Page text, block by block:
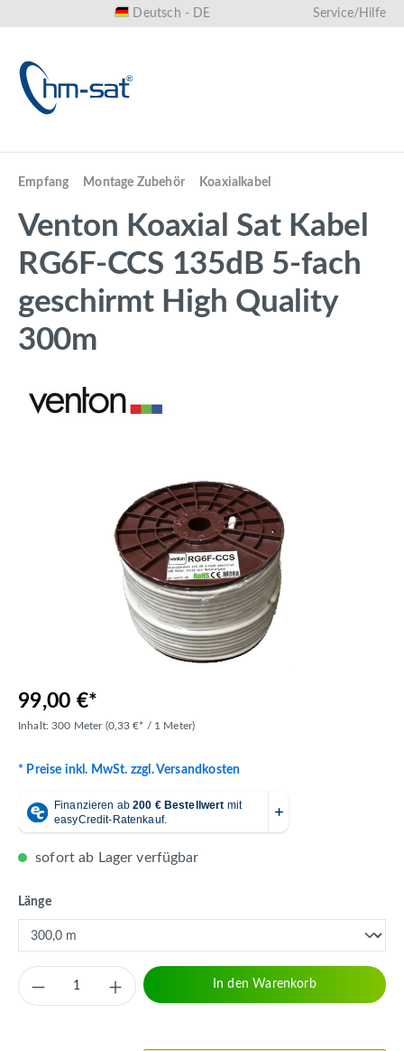
Deutsch - DE Service/Hilfe
Empfang Montage Zubehör Koaxialkabel
Venton Koaxial Sat Kabel
RG6F-CCS 135dB 5-fach
geschirmt High Quality
300m
Bildergalerie überspringen
99,00 €*
Inhalt:300 Meter (0,33 €* / 1 Meter)
* Preise inkl. MwSt. zzgl. Versandkosten
sofort ab Lager verfügbar
Längeauswählen
Produkt Anzahl: Gib den gewünschten
In den Warenkorb